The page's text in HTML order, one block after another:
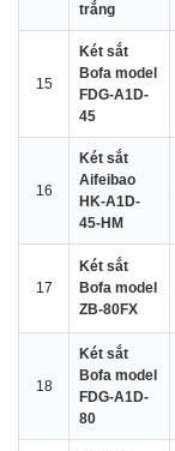
trắng
15
Két sắt
Bofa model
FDG-A1D-
45
16
Két sắt
Aifeibao
HK-A1D-
45-HM
17
Két sắt
Bofa model
ZB-80FX
18
Két sắt
Bofa model
FDG-A1D-
80